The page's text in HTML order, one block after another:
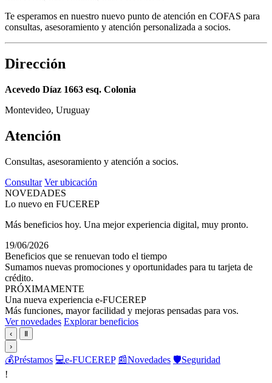
Te esperamos en nuestro nuevo punto de atención en COFAS para
consultas, asesoramiento y atención personalizada a socios.
Dirección
Acevedo Díaz 1663 esq. Colonia
Montevideo, Uruguay
Atención
Consultas, asesoramiento y atención a socios.
Consultar Ver ubicación
NOVEDADES
Lo nuevo en FUCEREP
Más beneficios hoy. Una mejor experiencia digital, muy pronto.
19/06/2026
Beneficios que se renuevan todo el tiempo
Sumamos nuevas promociones y oportunidades para tu tarjeta de
crédito.
PRÓXIMAMENTE
Una nueva experiencia e-FUCEREP
Más funciones, mayor facilidad y mejoras pensadas para vos.
Ver novedades Explorar beneficios
‹
Ⅱ
›
💰Préstamos 💻e-FUCEREP 📰Novedades 🛡️Seguridad
!